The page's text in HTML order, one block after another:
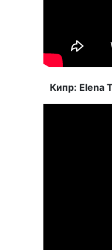
Кипр: Elena